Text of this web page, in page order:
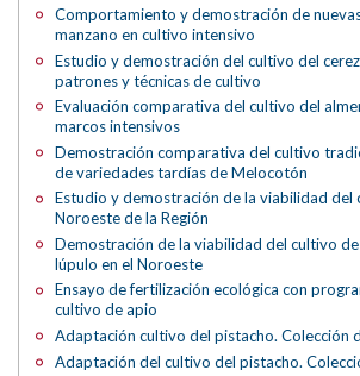
Comportamiento y demostración de
manzano en cultivo intensivo
Estudio y demostración del cultivo del
patrones y técnicas de cultivo
Evaluación comparativa del cultivo del
marcos intensivos
Demostración comparativa del cultivo
de variedades tardías de Melocotón
Estudio y demostración de la viabilidad del
Noroeste de la Región
Demostración de la viabilidad del cultivo
lúpulo en el Noroeste
Ensayo de fertilización ecológica con
cultivo de apio
Adaptación cultivo del pistacho. Colección
Adaptación del cultivo del pistacho.